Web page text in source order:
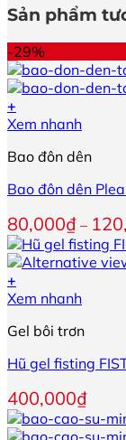
chọn
thể
được
chọn
trên
trang
phẩm
Sản phẩm
-29%
+
Sản
này
nhiều
biến
thể.
Các
tùy
chọn
có
thể
được
chọn
trên
trang
sản
phẩm
Xem nhanh
Bao đôn dên
Bao đôn dên
80,000₫ –
+
Xem nhanh
Gel bôi trơn
Hũ gel fisting
400,000₫